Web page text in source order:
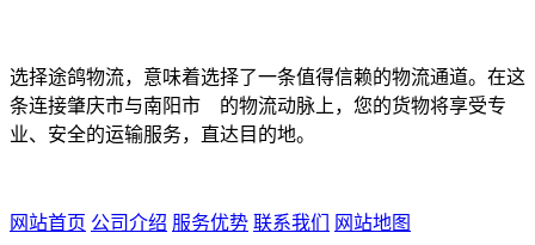
选择途鸽物流，意味着选择了一条值得信赖的物流通道。在这
条连接肇庆市与南阳市 的物流动脉上，您的货物将享受专
业、安全的运输服务，直达目的地。
网站首页 公司介绍 服务优势 联系我们 网站地图